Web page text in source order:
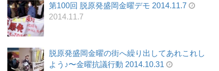
第100回 脱原発盛岡金曜デモ 2014.11.7
2014.11.7
脱原発盛岡金曜の街へ繰り出してあれこれし
よう♪〜金曜抗議行動 2014.10.31